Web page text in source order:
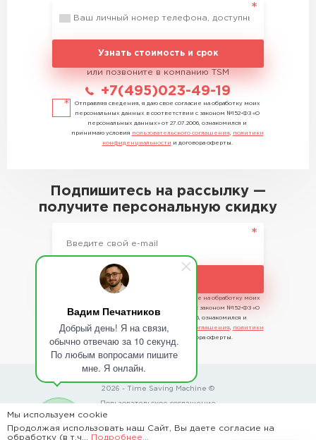
Вадим Печатников
Добрый день! Я на связи,
обычно отвечаю за 10 секунд.
По любым вопросами пишите
мне. Я онлайн.
Узнать стоимость и срок
или позвоните в компанию TSM
+7(495)023-49-19
Отправляя сведения, я даю свое согласие на обработку моих
персональных данных в соответствии с законом №152-ФЗ «О
персональных данных» от 27.07.2006, ознакомился и
принимаю условия пользовательского соглашения
политики
конфиденциальности и договора оферты.
Подпишитесь на рассылку —
получите персональную скидку
Подписаться
Отправляя сведения, я даю свое согласие на обработку моих
персональных данных в соответствии с законом №152-ФЗ «О
персональных данных» от 27.07.2006, ознакомился и
принимаю условия пользовательского соглашения
политики
и договора оферты.
2026 - Time Saving Machine ©
Пользовательское соглашение
Политика конфиденциальности
Мы используем cookie
Продолжая использовать наш Сайт, Вы даете согласие на
обработку (в т.ч...
Подробнее...